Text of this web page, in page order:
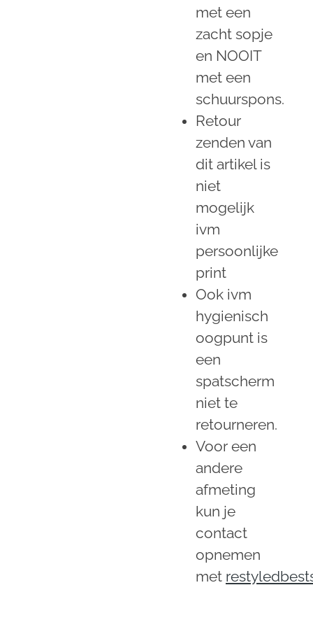
met een
zacht sopje
en NOOIT
met een
schuurspons.
Retour
zenden van
dit artikel is
niet
mogelijk
ivm
persoonlijke
print
Ook ivm
hygienisch
oogpunt is
een
spatscherm
niet te
retourneren.
Voor een
andere
afmeting
kun je
contact
opnemen
met